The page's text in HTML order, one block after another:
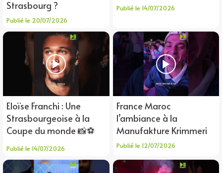
Publié le 20/07/2026
Strasbourg ?
Publié le 14/07/2026
Publié le 14/07/2026
Eloïse Franchi : Une
Strasbourgeoise à la
Coupe du monde 📸⚽️
Publié le 12/07/2026
France Maroc
l’ambiance à la
Manufakture Krimmeri